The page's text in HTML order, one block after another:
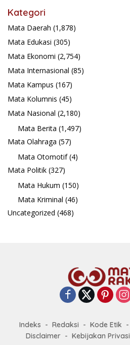
Kategori
Mata Daerah (1,878)
Mata Edukasi (305)
Mata Ekonomi (2,754)
Mata Internasional (85)
Mata Kampus (167)
Mata Kolumnis (45)
Mata Nasional (2,180)
Mata Berita (1,497)
Mata Olahraga (57)
Mata Otomotif(4)
Mata Politik (327)
Mata Hukum (150)
Mata Kriminal (46)
Uncategorized (468)
Indeks Redaksi Kode Etik
Disclaimer
Kebijakan Privasi